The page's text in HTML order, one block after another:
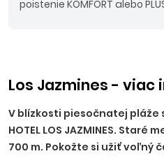
poistenie KOMFORT alebo
Los Jazmines -
V blízkosti piesočnatej
HOTEL LOS JAZMINES.
700 m. Pokožte si užiť voľný